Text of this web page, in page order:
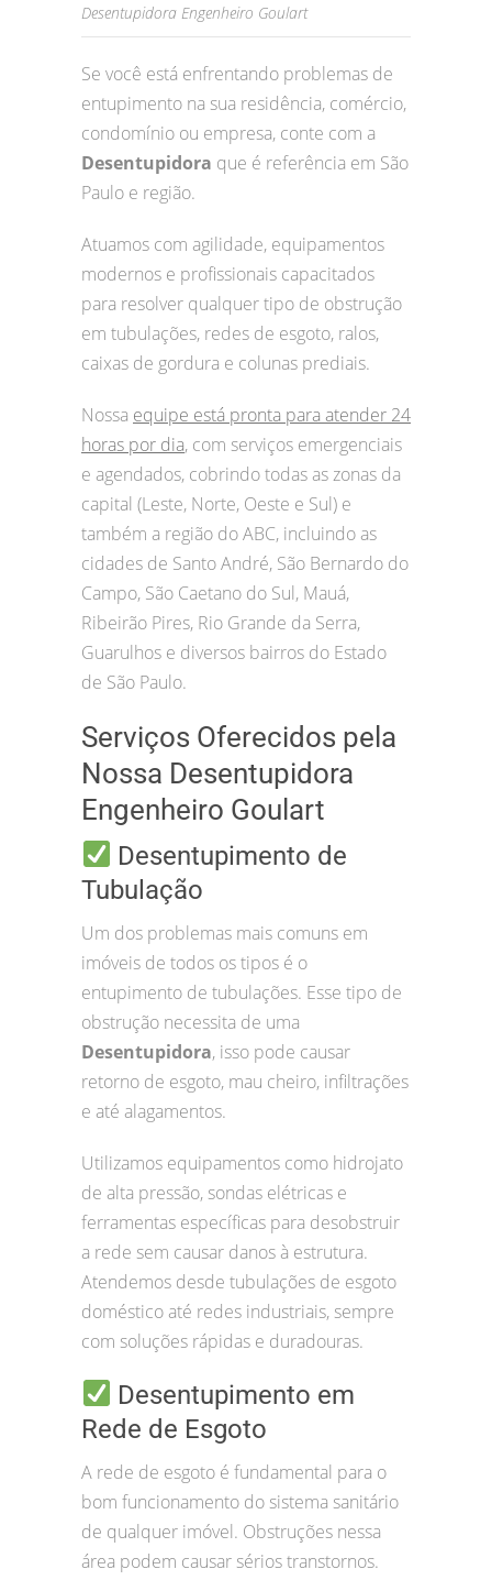
Desentupidora Engenheiro Goulart
Se você está enfrentando problemas de
entupimento na sua residência, comércio,
condomínio ou empresa, conte com a
Desentupidora que é referência em São
Paulo e região.
Atuamos com agilidade, equipamentos
modernos e profissionais capacitados
para resolver qualquer tipo de obstrução
em tubulações, redes de esgoto, ralos,
caixas de gordura e colunas prediais.
Nossa equipe está pronta para atender 24
horas por dia, com serviços emergenciais
e agendados, cobrindo todas as zonas da
capital (Leste, Norte, Oeste e Sul) e
também a região do ABC, incluindo as
cidades de Santo André, São Bernardo do
Campo, São Caetano do Sul, Mauá,
Ribeirão Pires, Rio Grande da Serra,
Guarulhos e diversos bairros do Estado
de São Paulo.
Serviços Oferecidos pela
Nossa Desentupidora
Engenheiro Goulart
Desentupimento de
Tubulação
Um dos problemas mais comuns em
imóveis de todos os tipos é o
entupimento de tubulações. Esse tipo de
obstrução necessita de uma
Desentupidora, isso pode causar
retorno de esgoto, mau cheiro, infiltrações
e até alagamentos.
Utilizamos equipamentos como hidrojato
de alta pressão, sondas elétricas e
ferramentas específicas para desobstruir
a rede sem causar danos à estrutura.
Atendemos desde tubulações de esgoto
doméstico até redes industriais, sempre
com soluções rápidas e duradouras.
Desentupimento em
Rede de Esgoto
A rede de esgoto é fundamental para o
bom funcionamento do sistema sanitário
de qualquer imóvel. Obstruções nessa
área podem causar sérios transtornos.